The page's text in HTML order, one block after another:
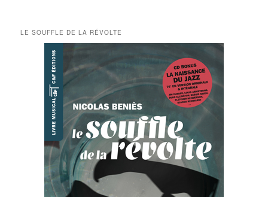
LE SOUFFLE DE LA RÉVOLTE